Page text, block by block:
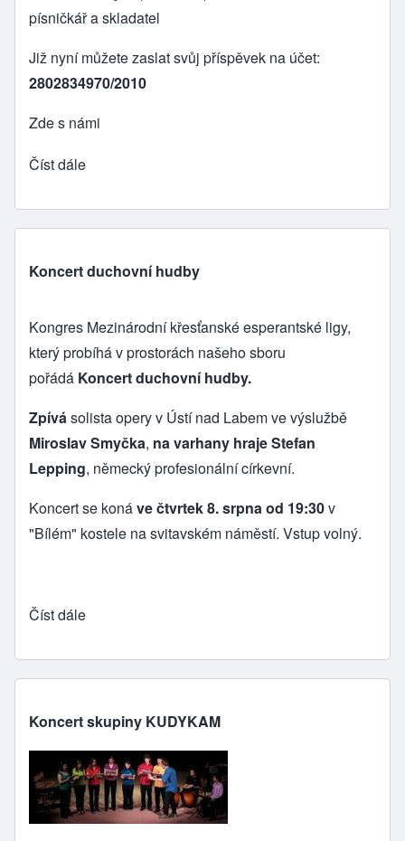
písničkář a skladatel
Již nyní můžete zaslat svůj příspěvek na účet:
2802834970/2010
Zde s námi
Číst dále
Koncert duchovní hudby
Kongres Mezinárodní křesťanské esperantské ligy,
který probíhá v prostorách našeho sboru
pořádá Koncert duchovní hudby.
Zpívásolista opery v Ústí nad Labem ve výslužbě
Miroslav Smyčka, na varhany hraje Stefan
Lepping, německý profesionální církevní.
Koncert se konáve čtvrtek 8. srpna od 19:30v
"Bílém" kostele na svitavském náměstí. Vstup volný.
Číst dále
Koncert skupiny KUDYKAM